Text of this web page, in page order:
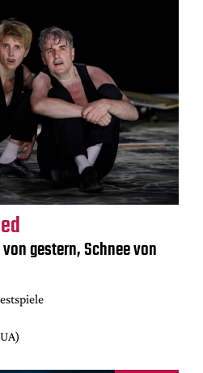
gestern, Schnee von